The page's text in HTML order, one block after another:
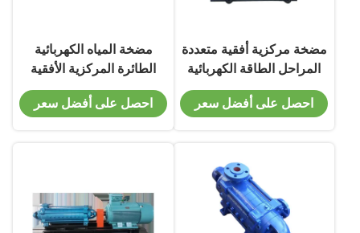
مضخة مركزية أفقية متعددة
المراحل الطاقة الكهربائية
إمدادات الطاقة الغلاية
مضخة المياه
احصل على أفضل سعر
مضخة المياه الكهربائية
الطائرة المركزية الأفقية
ذات معدل تدفق مرتفع
احصل على أفضل سعر